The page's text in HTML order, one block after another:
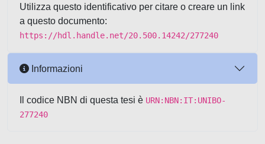
Utilizza questo identificativo per citare o creare un link
a questo documento:
https://hdl.handle.net/20.500.14242/277240
Informazioni
Il codice NBN di questa tesi è URN:NBN:IT:UNIBO-
277240